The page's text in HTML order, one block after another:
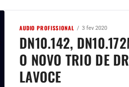
AUDIO PROFISSIONAL 3 fev 2020
DN10.142,
O NOVO TRIO DE
LAVOCE